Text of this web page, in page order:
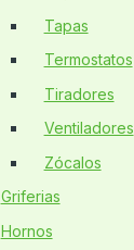
Tapas
Termostatos
Tiradores
Ventiladores
Zócalos
Griferias
Hornos